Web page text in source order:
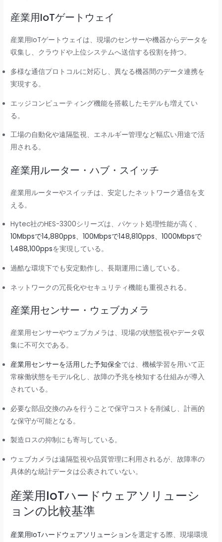
産業用IoTゲートウェイ
産業用IoTゲートウェイは、現場のセンサーや機器からデータを
収集し、クラウドや上位システムへ送信する役割を持つ。
多様な通信プロトコルに対応し、異なる機器間のデータ連携を
実現する。
エッジコンピューティング機能を搭載したモデルも増えてい
る。
工場の自動化や遠隔監視、エネルギー管理など幅広い用途で活
用される。
産業用ルーター・ハブ・スイッチ
産業用ルーターやスイッチは、安定したネットワーク通信を支
える。
Hytec社のHES-3300シリーズは、パケット処理性能が高く、
10Mbpsで14,880pps、100Mbpsで148,810pps、1000Mbpsで
1,488,100ppsを実現している。
過酷な環境下でも安定動作し、長期運用に適している。
ネットワークの冗長化やセキュリティ機能も重視される。
産業用センサー・ウェブカメラ
産業用センサーやウェブカメラは、現場の状態監視やデータ収
集に不可欠である。
産業用センサーを活用した予知保全では、機械学習を用いて正
常稼働状態をモデル化し、故障の予兆を検知する仕組みが導入
されている。
必要な部品交換のみを行うことで保守コストを削減し、計画的
な保守が可能となる。
製造ロスの抑制にも寄与している。
ウェブカメラは遠隔監視や品質管理に利用されるが、故障率の
具体的な統計データは公表されていない。
産業用IoTハードウェアソリューシ
ョンの比較基準
産業用IoTハードウェアソリューションを選定する際、現場環境